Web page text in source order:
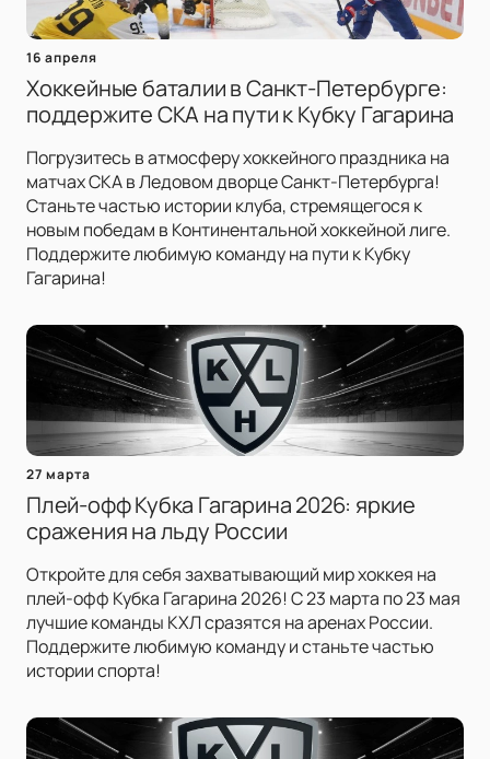
16 апреля
Хоккейные баталии в Санкт-Петербурге:
поддержите СКА на пути к Кубку Гагарина
Погрузитесь в атмосферу хоккейного праздника на
матчах СКА в Ледовом дворце Санкт-Петербурга!
Станьте частью истории клуба, стремящегося к
новым победам в Континентальной хоккейной лиге.
Поддержите любимую команду на пути к Кубку
Гагарина!
27 марта
Плей-офф Кубка Гагарина 2026: яркие
сражения на льду России
Откройте для себя захватывающий мир хоккея на
плей-офф Кубка Гагарина 2026! С 23 марта по 23 мая
лучшие команды КХЛ сразятся на аренах России.
Поддержите любимую команду и станьте частью
истории спорта!